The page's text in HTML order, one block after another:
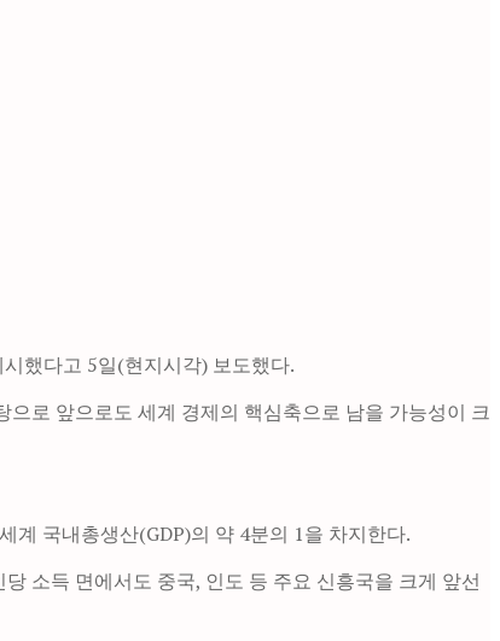
했다고 5일(현지시각) 보도했다.
로 앞으로도 세계 경제의 핵심축으로 남을 가능성이 크
계 국내총생산(GDP)의 약 4분의 1을 차지한다.
소득 면에서도 중국, 인도 등 주요 신흥국을 크게 앞선